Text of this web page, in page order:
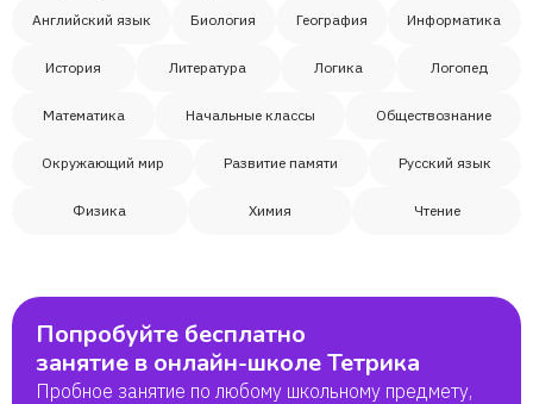
Английский язык Биология География Информатика
История Литература Логика Логопед
Математика Начальные классы Обществознание
Окружающий мир Развитие памяти Русский язык
Физика Химия Чтение
Попробуйте бесплатно
занятие в онлайн-школе Тетрика
Пробное занятие по любому школьному предмету,